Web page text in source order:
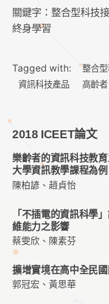
關鍵字：整合型科技
終身學習
Tagged with: 整合
資訊科技產品
高齡者
2018 ICEET論文
樂齡者的資訊科技教
大學資訊教學課程為例
陳柏諺、趙貞怡
「不插電的資訊科學
維能力之影響
蔡雯欣、陳素芬
擴增實境在高中全民
郭冠宏、黃思華